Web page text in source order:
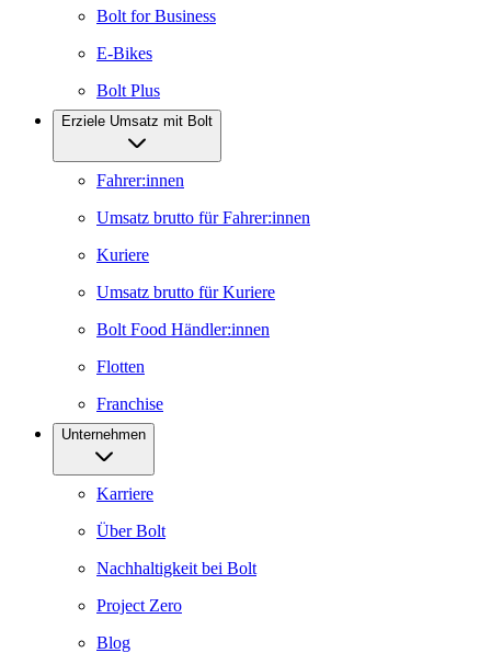
Bolt for Business
E-Bikes
Bolt Plus
Erziele Umsatz mit Bolt
Fahrer:innen
Umsatz brutto für Fahrer:innen
Kuriere
Umsatz brutto für Kuriere
Bolt Food Händler:innen
Flotten
Franchise
Unternehmen
Karriere
Über Bolt
Nachhaltigkeit bei Bolt
Project Zero
Blog